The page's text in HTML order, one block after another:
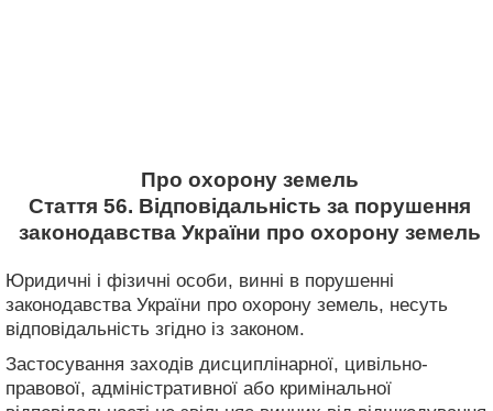
Про охорону земель
Стаття 56. Відповідальність за порушення
законодавства України про охорону земель
Юридичні і фізичні особи, винні в порушенні
законодавства України про охорону земель, несуть
відповідальність згідно із законом.
Застосування заходів дисциплінарної, цивільно-
правової, адміністративної або кримінальної